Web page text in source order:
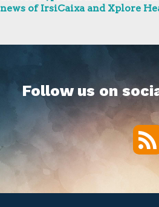
news of IrsiCaixa and Xplore
Follow us on